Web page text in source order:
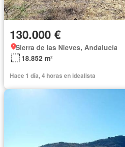
130.000 €
Sierra de las Nieves, Andalucía
18.852 m²
Hace 1 día, 4 horas en idealista